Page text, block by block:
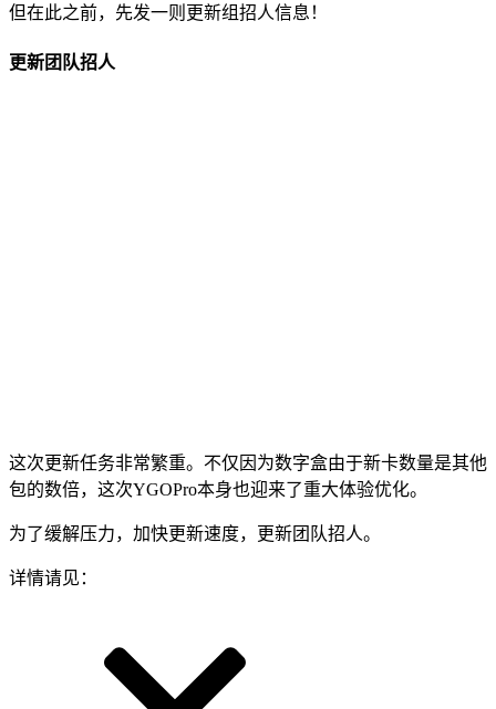
但在此之前，先发一则更新组招人信息！
更新团队招人
这次更新任务非常繁重。不仅因为数字盒由于新卡数量是其他
包的数倍，这次YGOPro本身也迎来了重大体验优化。
为了缓解压力，加快更新速度，更新团队招人。
详情请见：